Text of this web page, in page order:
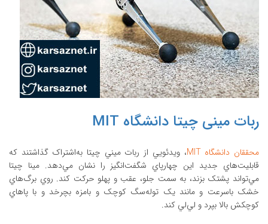
ربات مینی چیتا دانشگاه MIT
محققان دانشگاه MIT
، ويدئويي از ربات ميني چيتا به‌اشتراک گذاشتند که
قابليت‌هاي جديد اين چهارپاي شگفت‌انگيز را نشان مي‌دهد. مينا چيتا
مي‌تواند پشتک بزند، به سمت جلو، عقب و پهلو حرکت کند. روي برگ‌هاي
خشک باسرعت و مانند يک توله‌سگ کوچک و بامزه بچرخد و با پاهاي
کوچکش بالا بپرد و لي‌لي کند.